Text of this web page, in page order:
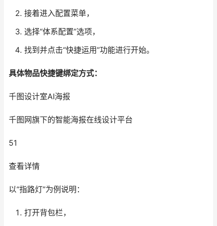
接着进入配置菜单，
选择“体系配置”选项，
找到并点击“快捷运用”功能进行开始。
具体物品快捷键绑定方式：
千图设计室AI海报
千图网旗下的智能海报在线设计平台
51
查看详情
以“指路灯”为例说明：
打开背包栏，